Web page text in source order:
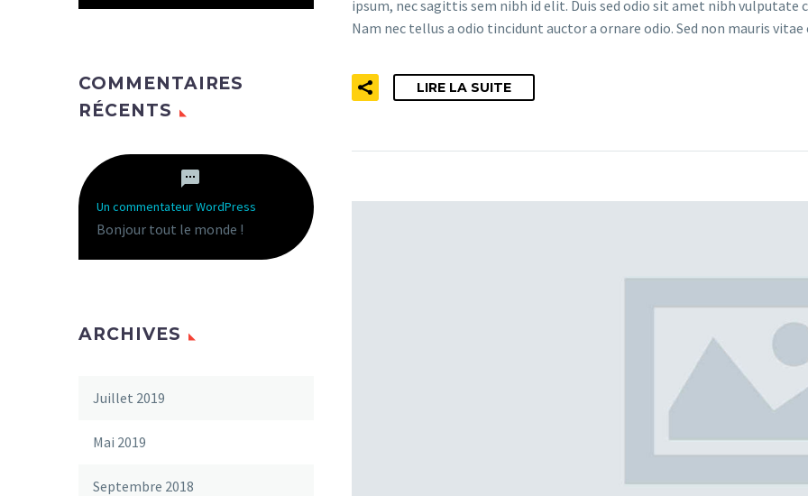
ipsum, nec sagittis sem nibh id elit. Duis sed odio sit amet nibh vulputate
Nam nec tellus a odio tincidunt auctor a ornare odio. Sed non mauris
LIRE LA SUITE
COMMENTAIRES
RÉCENTS
Un commentateur WordPress
Bonjour tout le monde !
ARCHIVES
Juillet 2019
Mai 2019
Septembre 2018